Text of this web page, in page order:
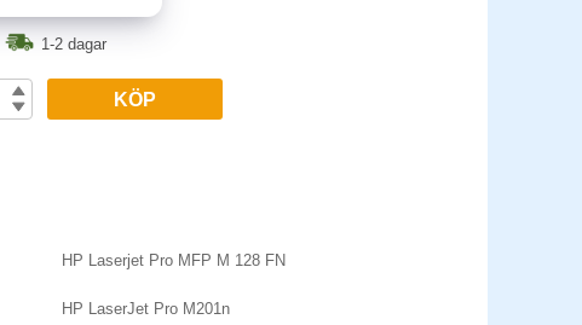
1-2 dagar
KÖP
HP Laserjet Pro MFP M 128 FN
HP LaserJet Pro M201n